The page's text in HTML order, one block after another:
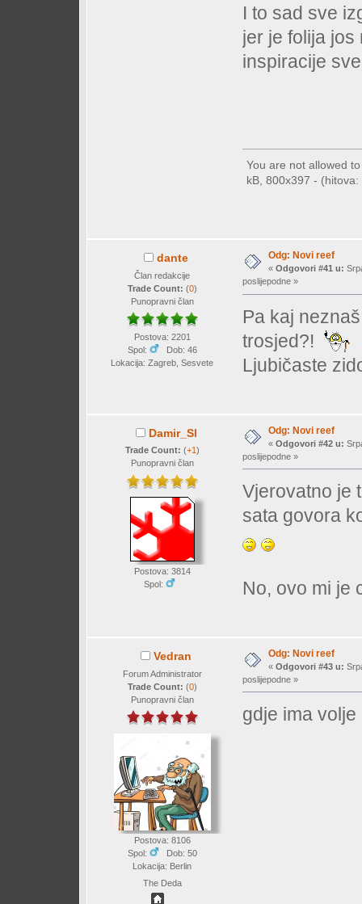
I to sad sve
jer je folija jos
inspiracije
You are not allowed
kB, 800x397 - (hitova:
dante
Član redakcije
Trade Count: (0)
Punopravni član
Postova: 2201
Spol:
Dob: 46
Lokacija: Zagreb, Sesvete
Odg: Novi reef
« Odgovori #41 u:
poslijepodne »
Pa kaj
trosjed?!
Ljubičaste
Damir_Sl
Trade Count: (+1 )
Punopravni član
Postova: 3814
Spol:
Odg: Novi reef
« Odgovori #42 u:
poslijepodne »
Vjerovatno je
sata govora
No, ovo mi je
Vedran
Forum Administrator
Trade Count: (0)
Punopravni član
Postova: 8106
Spol:
Dob: 50
Lokacija: Berlin
The Deda
Odg: Novi reef
« Odgovori #43 u:
poslijepodne »
gdje ima